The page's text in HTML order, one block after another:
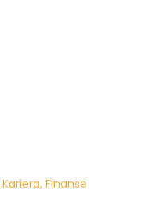
Kariera, Finanse